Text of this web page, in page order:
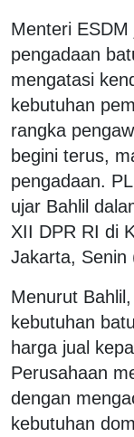
Menteri
pengadaan
mengatasi
kebutuhan
rangka
begini terus,
pengadaan.
ujar Bahlil
XII DPR RI di
Jakarta, Senin
Menurut
kebutuhan
harga jual
Perusahaan
dengan
kebutuhan